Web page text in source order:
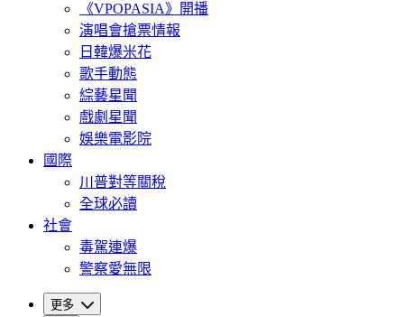
《VPOPASIA》開播
演唱會搶票情報
日韓爆米花
歌手動態
綜藝星聞
戲劇星聞
娛樂電影院
國際
川普對等關稅
全球必讀
社會
毒駕連爆
警察愛無限
更多